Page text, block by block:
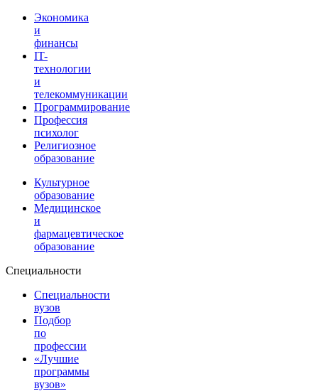
Экономика
и
финансы
IT-
технологии
и
телекоммуникации
Программирование
Профессия
психолог
Религиозное
образование
Культурное
образование
Медицинское
и
фармацевтическое
образование
Специальности
Специальности
вузов
Подбор
по
профессии
«Лучшие
программы
вузов»